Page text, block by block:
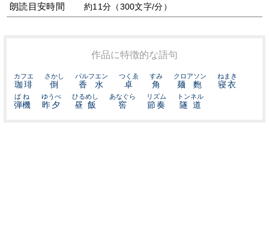
朗読目安時間 約11分（300文字/分）
作品に特徴的な語句
珈琲
カフエ
倒
さかし
香水
パルフエン
卓
つくゑ
角
すみ
麺麭
クロアソン
寝衣
ねまき
弾機
ばね
昨夕
ゆうべ
昼飯
ひるめし
窖
あなぐら
節奏
リズム
隧道
トンネル